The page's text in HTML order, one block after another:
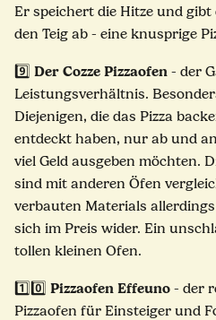
Er speichert die Hitze und
den Teig ab - eine knusprige
9️⃣ Der Cozze Pizzaofen - der
Leistungsverhältnis.
Diejenigen, die das Pizza
entdeckt haben, nur ab und
viel Geld ausgeben möchten.
sind mit anderen Öfen
verbauten Materials
sich im Preis wider. Ein
tollen kleinen Ofen.
1️⃣0️⃣ Pizzaofen Effeuno - der
Pizzaofen für Einsteiger und